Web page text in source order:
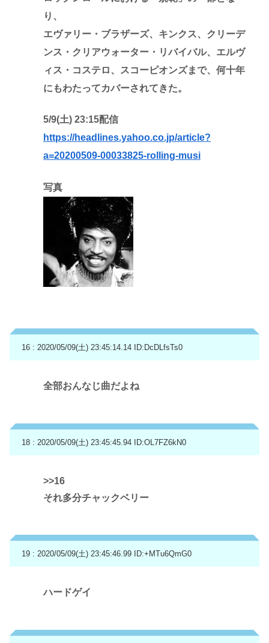
り、
エヴァリー・ブラザーズ、キンクス、クリーデ
ンス・クリアウォーター・リバイバル、エルヴ
ィス・コステロ、スコーピオンズまで、何十年
にもわたってカバーされてきた。
5/9(土) 23:15配信
https://headlines.yahoo.co.jp/article?
a=20200509-00033825-rolling-musi
写真
16 : 2020/05/09(土) 23:45:14.14 ID:DcDLfsTs0
全部おんなじ曲だよね
18 : 2020/05/09(土) 23:45:45.94 ID:OL7FZ6kN0
>>16
それ多分チャックベリー
19 : 2020/05/09(土) 23:45:46.99 ID:+MTu6QmG0
ハードゲイ